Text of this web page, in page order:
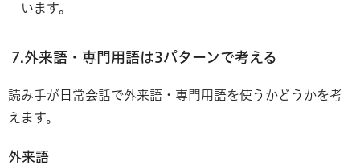
います。
7.外来語・専門用語は3パターンで考える
読み手が日常会話で外来語・専門用語を使うかどうかを考
えます。
外来語